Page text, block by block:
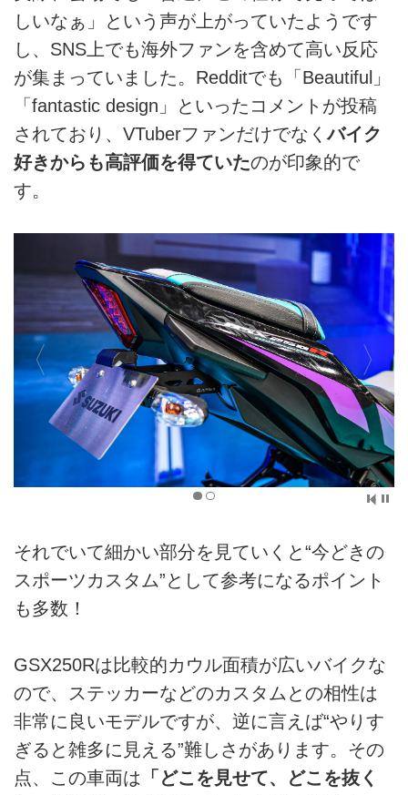
しいなぁ」という声が上がっていたようです
し、SNS上でも海外ファンを含めて高い反応
が集まっていました。Redditでも「Beautiful」
「fantastic design」といったコメントが投稿
されており、VTuberファンだけでなくバイク
好きからも高評価を得ていたのが印象的で
す。
それでいて細かい部分を見ていくと“今どきの
スポーツカスタム”として参考になるポイント
も多数！
GSX250Rは比較的カウル面積が広いバイクな
ので、ステッカーなどのカスタムとの相性は
非常に良いモデルですが、逆に言えば“やりす
ぎると雑多に見える”難しさがあります。その
点、この車両は 「どこを見せて、どこを抜く